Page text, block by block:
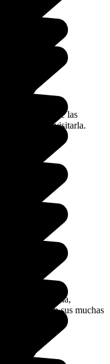
una de las
No dudes en visitarla.
de Eslovenia,
verano con sus muchas